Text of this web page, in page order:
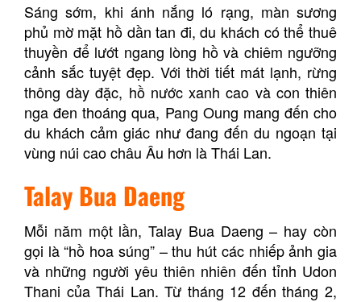
Sáng sớm, khi ánh nắng ló rạng, màn sương
phủ mờ mặt hồ dần tan đi, du khách có thể thuê
thuyền để lướt ngang lòng hồ và chiêm ngưỡng
cảnh sắc tuyệt đẹp. Với thời tiết mát lạnh, rừng
thông dày đặc, hồ nước xanh cao và con thiên
nga đen thoáng qua, Pang Oung mang đến cho
du khách cảm giác như đang đến du ngoạn tại
vùng núi cao châu Âu hơn là Thái Lan.
Talay Bua Daeng
Mỗi năm một lần, Talay Bua Daeng – hay còn
gọi là “hồ hoa súng” – thu hút các nhiếp ảnh gia
và những người yêu thiên nhiên đến tỉnh Udon
Thani của Thái Lan. Từ tháng 12 đến tháng 2,